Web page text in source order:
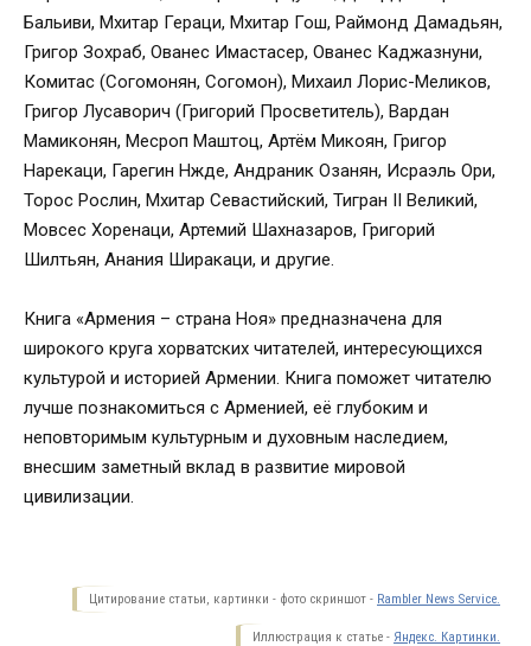
Бальиви, Мхитар Гераци, Мхитар Гош, Раймонд Дамадьян,
Григор Зохраб, Ованес Имастасер, Ованес Каджазнуни,
Комитас (Согомонян, Согомон), Михаил Лорис-Меликов,
Григор Лусаворич (Григорий Просветитель), Вардан
Мамиконян, Месроп Маштоц, Артём Микоян, Григор
Нарекаци, Гарегин Нжде, Андраник Озанян, Исраэль Ори,
Торос Рослин, Мхитар Севастийский, Тигран II Великий,
Мовсес Хоренаци, Артемий Шахназаров, Григорий
Шилтьян, Анания Ширакаци, и другие.
Книга «Армения – страна Ноя» предназначена для
широкого круга хорватских читателей, интересующихся
культурой и историей Армении. Книга поможет читателю
лучше познакомиться с Арменией, её глубоким и
неповторимым культурным и духовным наследием,
внесшим заметный вклад в развитие мировой
цивилизации.
Цитирование статьи, картинки - фото скриншот - Rambler News Service.
Иллюстрация к статье - Яндекс. Картинки.